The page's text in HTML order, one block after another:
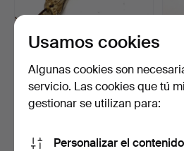
FRONTERIZO
AMERICANO ANTIGUO (?)
CUCHILLO …
Subastado 7 abr 2025
3 pujas
270 USD
12
Usamos cookies
Algunas cookies son
servicio. Las cookies que tú
gestionar se utilizan para:
Personalizar el